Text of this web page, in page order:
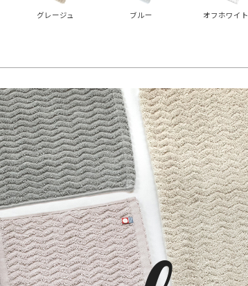
グレージュ ブルー オフホワイト